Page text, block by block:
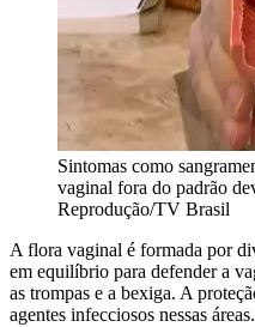
Sintomas como
vaginal fora do padrão
Reprodução/TV Brasil
A flora vaginal é formada por
em equilíbrio para defender a
as trompas e a bexiga. A
agentes infecciosos nessas áreas.